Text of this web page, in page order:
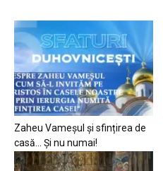
Zaheu Vameșul și sfințirea de
casă… Și nu numai!